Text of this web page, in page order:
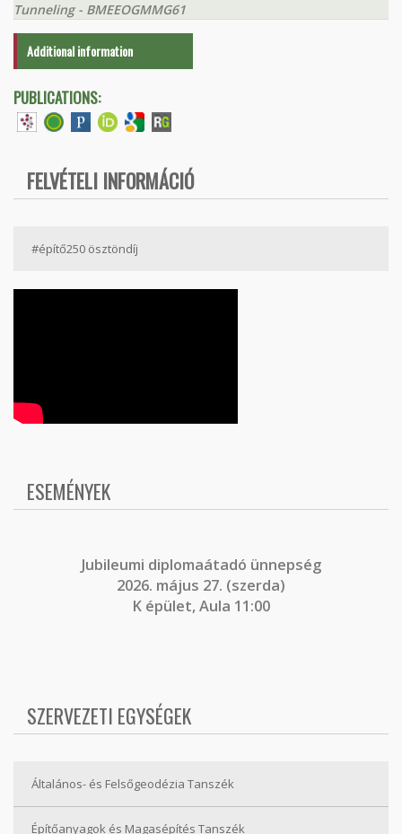
Tunneling - BMEEOGMMG61
Additional information
PUBLICATIONS:
FELVÉTELI INFORMÁCIÓ
#építő250 ösztöndíj
ESEMÉNYEK
Jubileumi diplomaátadó ünnepség
2026. május 27. (szerda)
K épület, Aula 11:00
SZERVEZETI EGYSÉGEK
Általános- és Felsőgeodézia Tanszék
Építőanyagok és Magasépítés Tanszék